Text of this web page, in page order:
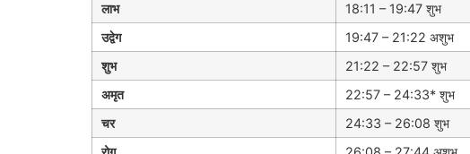
लाभ
18:11 – 19:47 शुभ
उद्वेग
19:47 – 21:22 अशुभ
शुभ
21:22 – 22:57 शुभ
अमृत
22:57 – 24:33* शुभ
चर
24:33 – 26:08 शुभ